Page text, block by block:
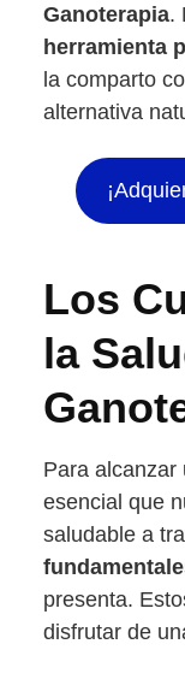
Ganoterapia.
herramienta
la comparto
alternativa
Los
la
Para alcanzar
esencial que
saludable a
presenta.
disfrutar de